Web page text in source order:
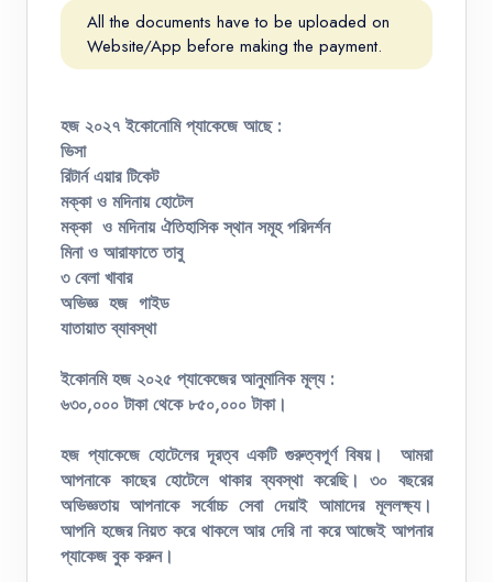
All the documents have to be uploaded on
Website/App before making the payment.
হজ ২০২৭ ইকোনোমি প্যাকেজে আছে:
ভিসা
রিটার্ন এয়ার টিকেট
মক্কা ও মদিনায় হোটেল
মক্কা ও মদিনায় ঐতিহাসিক স্থান সমূহ পরিদর্শন
মিনা ও আরাফাতে তাবু
৩ বেলা খাবার
অভিজ্ঞ হজ গাইড
যাতায়াত ব্যাবস্থা
ইকোনমি হজ ২০২৫ প্যাকেজের আনুমানিক মূল্য:
৬৩০,০০০ টাকা থেকে ৮৫০,০০০ টাকা।
হজ প্যাকেজে হোটেলের দূরত্ব একটি গুরুত্বপূর্ণ বিষয়। আমরা
আপনাকে কাছের হোটেলে থাকার ব্যবস্থা করেছি। ৩০ বছরের
অভিজ্ঞতায় আপনাকে সর্বোচ্চ সেবা দেয়াই আমাদের মূললক্ষ্য।
আপনি হজের নিয়ত করে থাকলে আর দেরি না করে আজেই আপনার
প্যাকেজ বুক করুন।